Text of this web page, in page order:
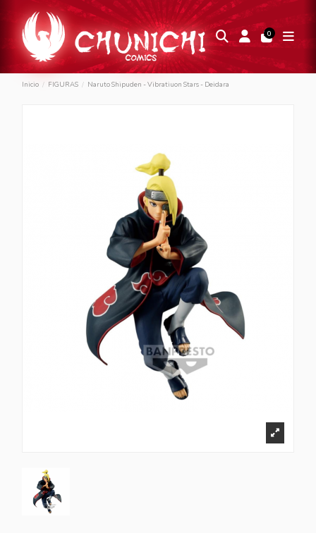
0
Inicio FIGURAS Naruto Shipuden - Vibratiuon Stars - Deidara